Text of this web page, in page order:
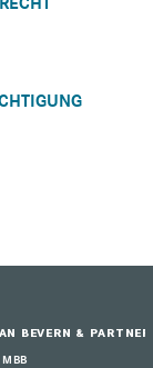
BEVERN & PARTNER